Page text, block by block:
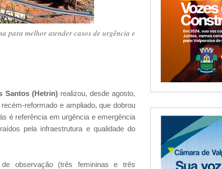
para melhor atender casos de urgência e
Santos (Hetrin)realizou, desde agosto,
reformado e ampliado, que dobrou
é referência em urgência e emergência
pela infraestrutura e qualidade do
observação (três femininas e três